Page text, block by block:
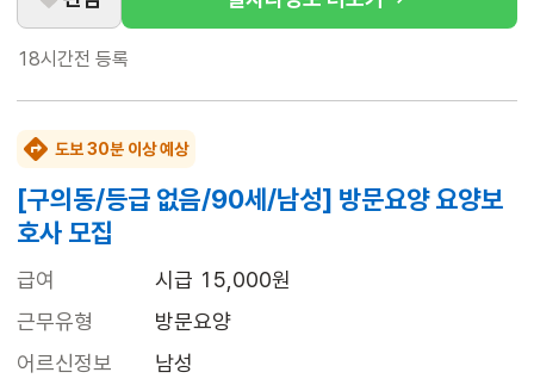
18시간전 등록
도보 30분 이상 예상
[구의동/등급 없음/90세/남성] 방문요양 요양보
호사 모집
급여
시급 15,000원
근무유형
방문요양
어르신정보
남성